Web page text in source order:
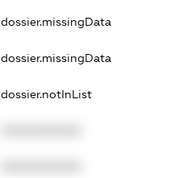
dossier.missingData
dossier.missingData
dossier.notInList